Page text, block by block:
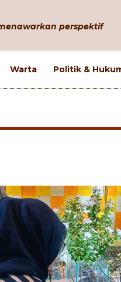
perspektif
Warta Politik &